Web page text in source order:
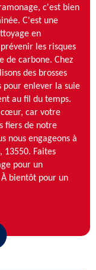
c'est bien
C'est une
en
les risques
de carbone. Chez
des brosses
pour enlever la suie
au fil du temps.
cœur, car votre
fiers de notre
nous engageons à
13550. Faites
pour un
bientôt pour un